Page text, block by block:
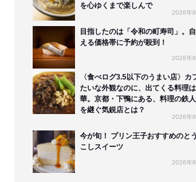
を心ゆくまで楽しんで
2026年8
目指したのは「令和の町寿司」。
える価格帯に予約が殺到！
2026年8
〈食べログ3.5以下のうまい店〉カ
たいな外観なのに、出てくる料理
華。京都・下鴨にある、料理の鉄
を継ぐ気鋭店とは？
2026年8
今が旬！ プリン王子おすすめのと
こしスイーツ
2026年8